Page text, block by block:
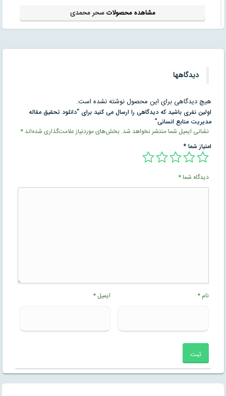
مشاهده محصولاتسحر محمدی
دیدگاهها
هیچ دیدگاهی برای این محصول نوشته نشده است.
اولین نفری باشید که دیدگاهی را ارسال می کنید برای “دانلود تحقیق مقاله
مدیریت منابع انسانی”
نشانی ایمیل شما منتشر نخواهد شد. بخش‌های موردنیاز علامت‌گذاری شده‌اند*
امتیاز شما*
دیدگاه شما*
نام* ایمیل*